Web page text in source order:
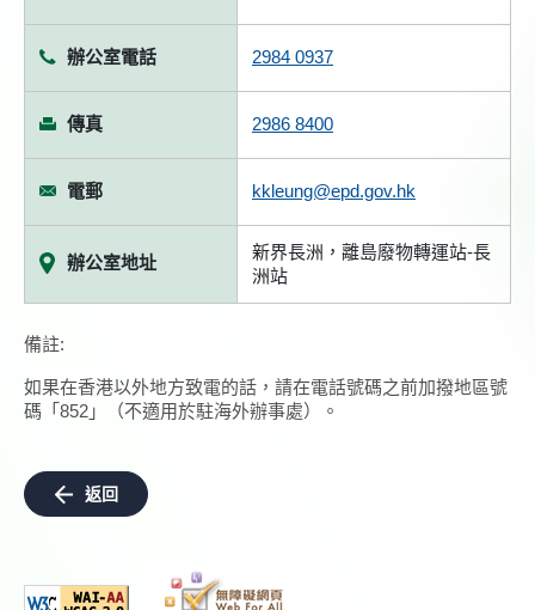
辦公室電話 2984 0937
傳真 2986 8400
電郵 kkleung@epd.gov.hk
辦公室地址
新界長洲，離島廢物轉運站-長
洲站
備註:
如果在香港以外地方致電的話，請在電話號碼之前加撥地區號
碼「852」（不適用於駐海外辦事處）。
返回